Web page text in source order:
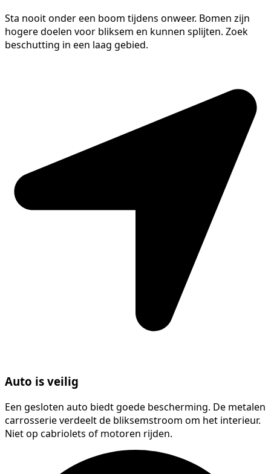
Sta nooit onder een boom tijdens onweer. Bomen zijn
hogere doelen voor bliksem en kunnen splijten. Zoek
beschutting in een laag gebied.
Auto is veilig
Een gesloten auto biedt goede bescherming. De metalen
carrosserie verdeelt de bliksemstroom om het interieur.
Niet op cabriolets of motoren rijden.